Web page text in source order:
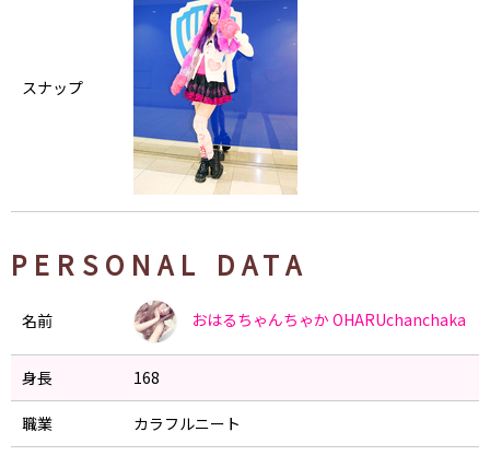
スナップ
PERSONAL DATA
名前 おはるちゃんちゃか OHARUchanchaka
身長 168
職業 カラフルニート